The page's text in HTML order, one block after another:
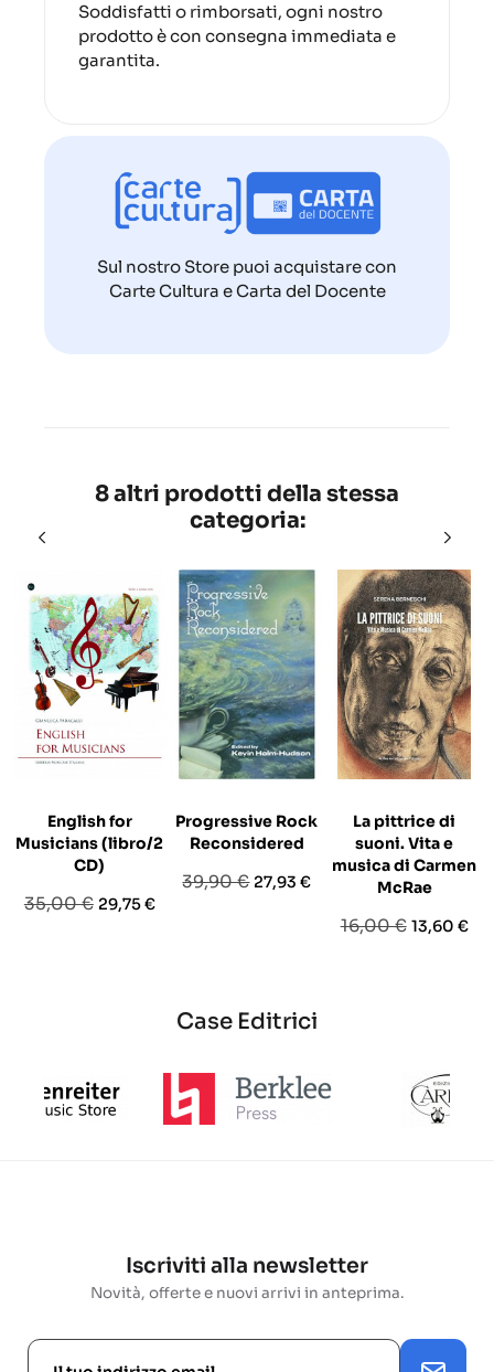
Soddisfatti o rimborsati, ogni nostro
prodotto è con consegna immediata e
garantita.
Sul nostro Store puoi acquistare con
Carte Cultura e Carta del Docente
8 altri prodotti della stessa
categoria:
English for
Musicians (libro/2
CD)
Prezzo
35,00 € Prezzo
29,75 €
Progressive Rock
Reconsidered
Prezzo
39,90 € Prezzo
27,93 €
La pittrice di
suoni. Vita e
musica di Carmen
McRae
Prezzo
16,00 € Prezzo
13,60 €
Case Editrici
Iscriviti alla newsletter
Novità, offerte e nuovi arrivi in anteprima.